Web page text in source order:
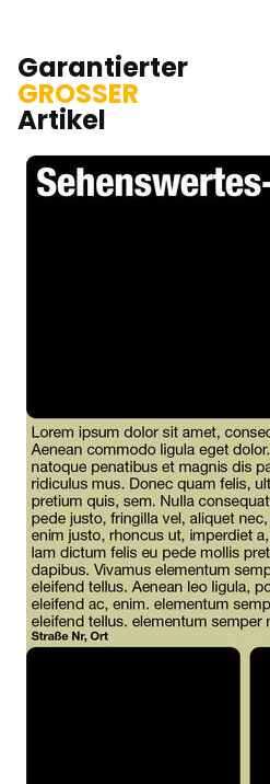
Garantierter
GROSSER
Artikel